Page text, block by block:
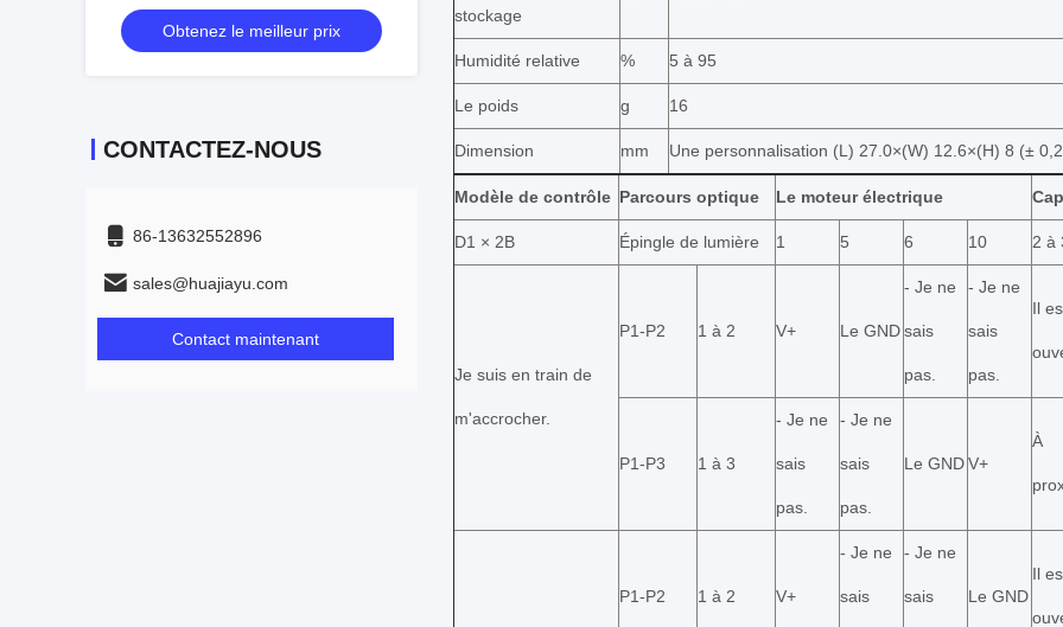
OADM multiples
Obtenez le meilleur prix
CONTACTEZ-NOUS
86-13632552896
sales@huajiayu.com
Contact maintenant
stockage
Humidité relative % 5 à 95
Le poids g 16
Dimension mm Une personnalisation (L) 27.0×(W) 12.6×(H) 8 (±
Modèle de contrôle Parcours optique Le moteur électrique
D1 × 2B Épingle de lumière 1 5 6 10 2 à
Je suis en train de
m'accrocher.
P1-P2 1 à 2 V+ Le GND
- Je ne
sais
pas.
- Je ne
sais
pas.
Il
P1-P3 1 à 3
- Je ne
sais
pas.
- Je ne
sais
pas.
Le GNDV+
À
P1-P2 1 à 2 V+
- Je ne
sais
- Je ne
sais Le GND
Il